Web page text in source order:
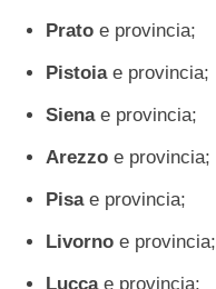
Prato e provincia;
Pistoiae provincia;
Sienae provincia;
Arezzo e provincia;
Pisae provincia;
Livorno e provincia;
Luccae provincia;